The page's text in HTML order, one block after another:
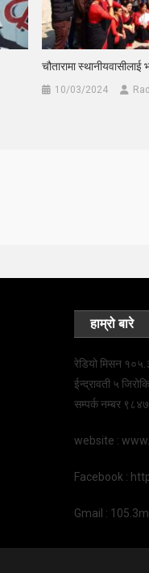
चौतारामा
10/03/2024
हाम्रो बारे
रेडियो मिसन
ईन्द्रावती ५
सम्पर्क नम्बर
website :
Facebook :
Gmail :